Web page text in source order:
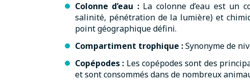
Colonne d’eau :La colonne d’eau est un
salinité, pénétration de la lumière) et
point géographique défini.
Compartiment trophique :Synonyme de
Copépodes : Les copépodes sont des
et sont consommés dans de nombreux